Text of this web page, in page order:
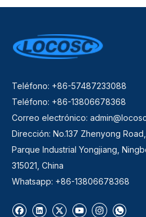
Teléfono: +86-57487233088
Teléfono: +86-13806678368
Correo electrónico:
Dirección: No.137 Zhenyong Road,
Parque Industrial Yongjiang,
315021, China
Whatsapp: +86-13806678368